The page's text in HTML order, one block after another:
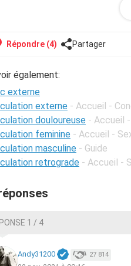
Répondre (4) Partager
également:
externe
externe - Accueil -
douloureuse - Accueil
feminine - Accueil -
masculine - Guide
retrograde - Accueil -
1 / 4
Andy31200 27 814